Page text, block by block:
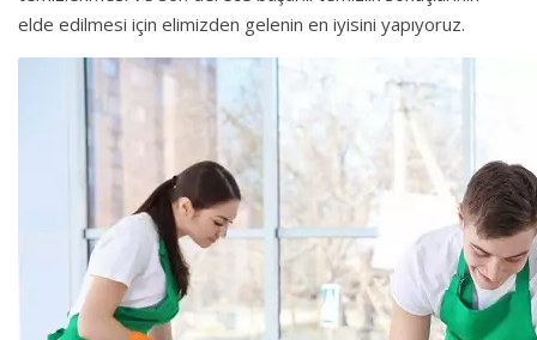
elde edilmesi için elimizden gelenin en iyisini yapıyoruz.